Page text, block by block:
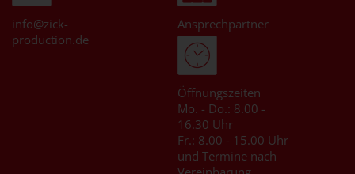
info@zick-
production.de
Ansprechpartner
Öffnungszeiten
Mo. - Do.: 8.00 -
16.30 Uhr
Fr.: 8.00 - 15.00 Uhr
und Termine nach